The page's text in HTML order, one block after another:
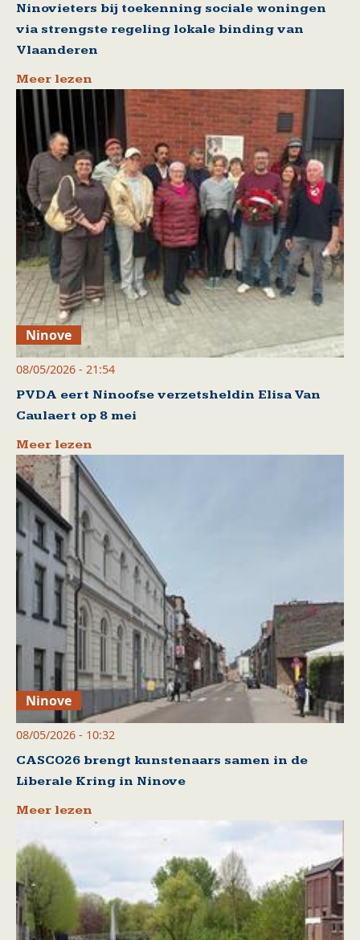
Ninovieters bij toekenning sociale woningen
via strengste regeling lokale binding van
Vlaanderen
Meer lezen
Ninove
08/05/2026 - 21:54
PVDA eert Ninoofse verzetsheldin Elisa Van
Caulaert op 8 mei
Meer lezen
Ninove
08/05/2026 - 10:32
CASCO26 brengt kunstenaars samen in de
Liberale Kring in Ninove
Meer lezen